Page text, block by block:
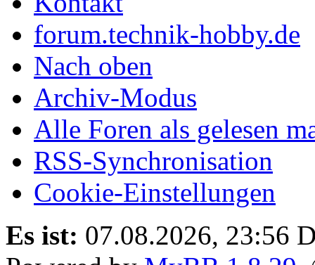
forum.technik-hobby.de
Nach oben
Archiv-Modus
Alle Foren als gelesen
RSS-Synchronisation
Cookie-Einstellungen
Es ist: 07.08.2026, 23:56